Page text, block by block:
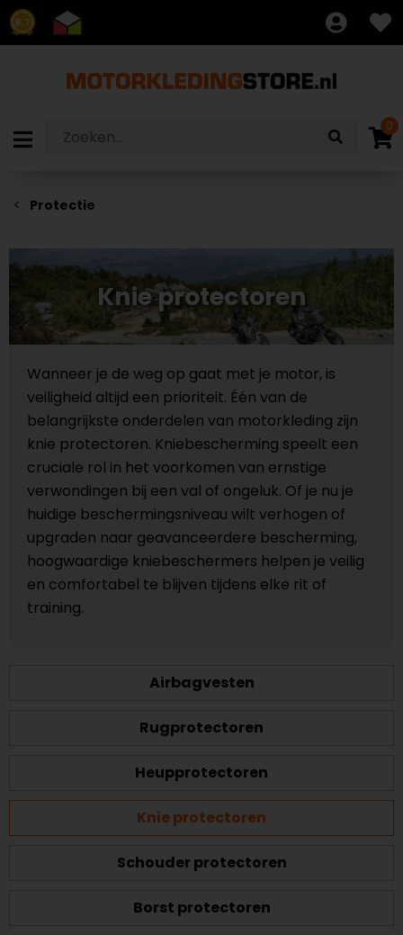
8.7
0
Protectie
Knie protectoren
Wanneer je de weg op gaat met je motor, is
veiligheid altijd een prioriteit. Één van de
belangrijkste onderdelen van motorkleding zijn
knie protectoren. Kniebescherming speelt een
cruciale rol in het voorkomen van ernstige
verwondingen bij een val of ongeluk. Of je nu je
huidige beschermingsniveau wilt verhogen of
upgraden naar geavanceerdere bescherming,
hoogwaardige kniebeschermers helpen je veilig
en comfortabel te blijven tijdens elke rit of
training.
Airbagvesten
Rugprotectoren
Heupprotectoren
Knie protectoren
Schouder protectoren
Borst protectoren